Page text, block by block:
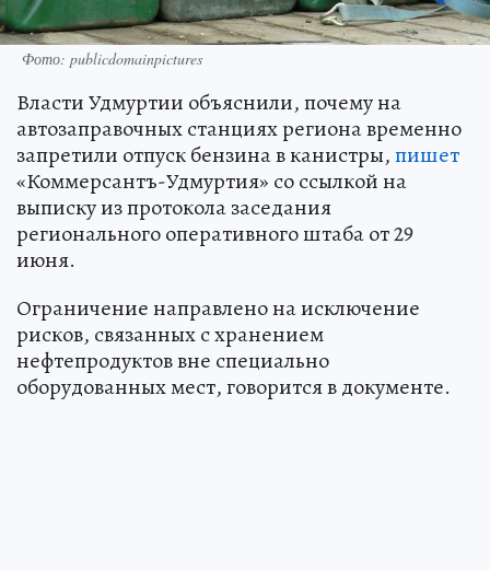
Фото: publicdomainpictures
Власти Удмуртии объяснили, почему на
автозаправочных станциях региона временно
запретили отпуск бензина в канистры,пишет
«Коммерсантъ-Удмуртия» со ссылкой на
выписку из протокола заседания
регионального оперативного штаба от 29
июня.
Ограничение направлено на исключение
рисков, связанных с хранением
нефтепродуктов вне специально
оборудованных мест, говорится в документе.